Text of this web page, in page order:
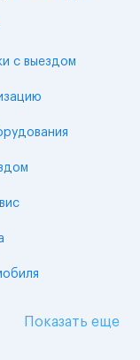
с выездом
Показать еще